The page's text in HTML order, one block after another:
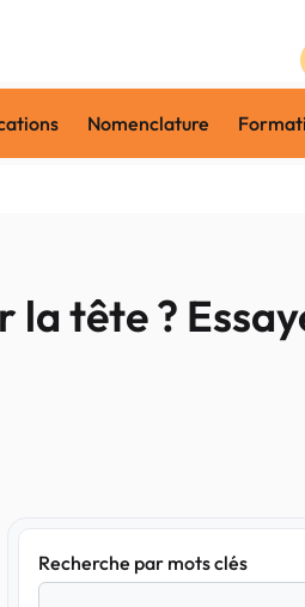
Nomenclature
la tête ?
Recherche par mots clés